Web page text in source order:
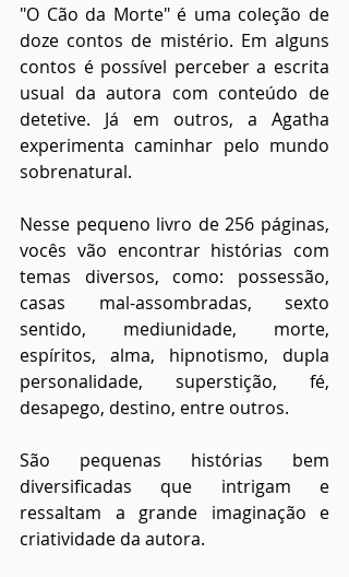
"O Cão da Morte" é uma coleção de
doze contos de mistério. Em alguns
contos é possível perceber a escrita
usual da autora com conteúdo de
detetive. Já em outros, a Agatha
experimenta caminhar pelo mundo
sobrenatural.
Nesse pequeno livro de 256 páginas,
vocês vão encontrar histórias com
temas diversos, como: possessão,
casas mal-assombradas, sexto
sentido, mediunidade, morte,
espíritos, alma, hipnotismo, dupla
personalidade, superstição, fé,
desapego, destino, entre outros.
São pequenas histórias bem
diversificadas que intrigam e
ressaltam a grande imaginação e
criatividade da autora.